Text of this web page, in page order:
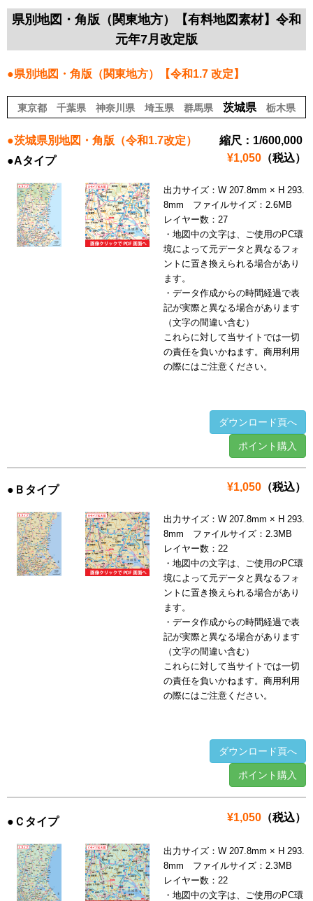
県別地図・角版（関東地方）【有料地図素材】令和
元年7月改定版
●県別地図・角版（関東地方）【令和1.7 改定】
東京都 千葉県 神奈川県 埼玉県 群馬県 茨城県 栃木県
●茨城県別地図・角版（令和1.7改定） 縮尺：1/600,000
¥1,050 （税込）
●Aタイプ
出力サイズ：W 207.8mm × H 293.
8mm ファイルサイズ：2.6MB
レイヤー数：27
・地図中の文字は、ご使用のPC環
境によって元データと異なるフォ
ントに置き換えられる場合があり
ます。
・データ作成からの時間経過で表
記が実際と異なる場合があります
（文字の間違い含む）
これらに対して当サイトでは一切
の責任を負いかねます。商用利用
の際にはご注意ください。
ダウンロード頁へ
ポイント購入
¥1,050 （税込）
●Ｂタイプ
出力サイズ：W 207.8mm × H 293.
8mm ファイルサイズ：2.3MB
レイヤー数：22
・地図中の文字は、ご使用のPC環
境によって元データと異なるフォ
ントに置き換えられる場合があり
ます。
・データ作成からの時間経過で表
記が実際と異なる場合があります
（文字の間違い含む）
これらに対して当サイトでは一切
の責任を負いかねます。商用利用
の際にはご注意ください。
ダウンロード頁へ
ポイント購入
¥1,050 （税込）
●Ｃタイプ
出力サイズ：W 207.8mm × H 293.
8mm ファイルサイズ：2.3MB
レイヤー数：22
・地図中の文字は、ご使用のPC環